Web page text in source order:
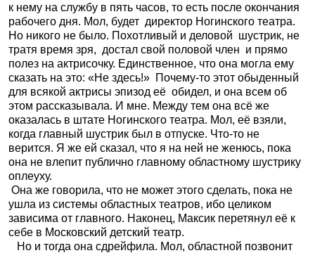
к нему на службу в пять часов, то есть после окончания
рабочего дня. Мол, будет директор Ногинского театра.
Но никого не было. Похотливый и деловой шустрик, не
тратя время зря, достал свой половой член и прямо
полез на актрисочку. Единственное, что она могла ему
сказать на это: «Не здесь!» Почему-то этот обыденный
для всякой актрисы эпизод её обидел, и она всем об
этом рассказывала. И мне. Между тем она всё же
оказалась в штате Ногинского театра. Мол, её взяли,
когда главный шустрик был в отпуске. Что-то не
верится. Я же ей сказал, что я на ней не женюсь, пока
она не влепит публично главному областному шустрику
оплеуху.
Она же говорила, что не может этого сделать, пока не
ушла из системы областных театров, ибо целиком
зависима от главного. Наконец, Максик перетянул её к
себе в Московский детский театр.
Но и тогда она сдрейфила. Мол, областной позвонит